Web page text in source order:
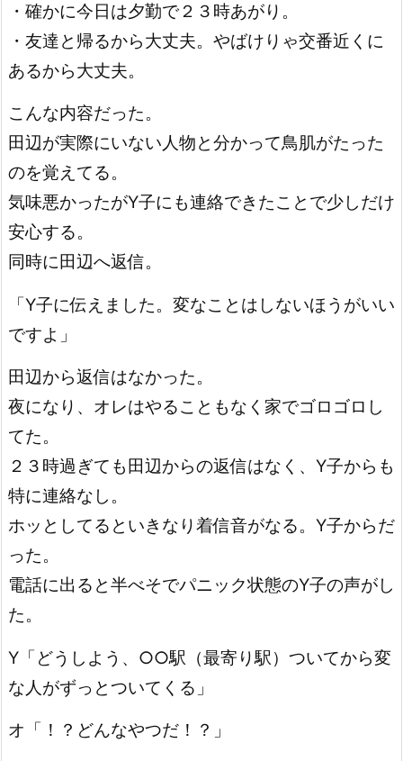
・確かに今日は夕勤で２３時あがり。
・友達と帰るから大丈夫。やばけりゃ交番近くに
あるから大丈夫。
こんな内容だった。
田辺が実際にいない人物と分かって鳥肌がたった
のを覚えてる。
気味悪かったがY子にも連絡できたことで少しだけ
安心する。
同時に田辺へ返信。
「Y子に伝えました。変なことはしないほうがいい
ですよ」
田辺から返信はなかった。
夜になり、オレはやることもなく家でゴロゴロし
てた。
２３時過ぎても田辺からの返信はなく、Y子からも
特に連絡なし。
ホッとしてるといきなり着信音がなる。Y子からだ
った。
電話に出ると半べそでパニック状態のY子の声がし
た。
Y「どうしよう、○○駅（最寄り駅）ついてから変
な人がずっとついてくる」
オ「！？どんなやつだ！？」